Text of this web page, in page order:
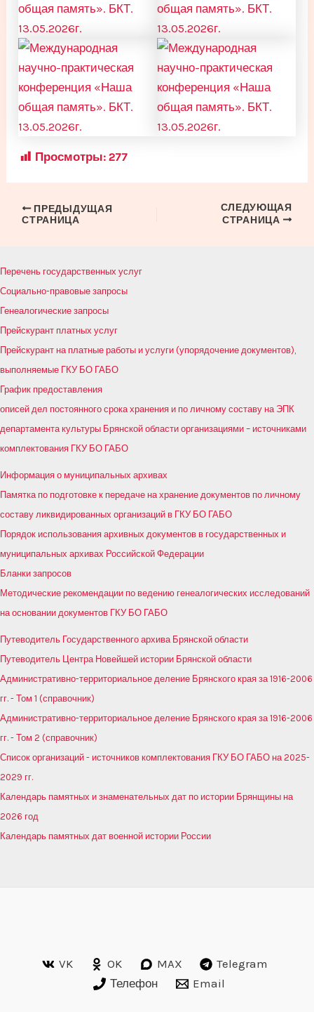
Просмотры: 277
Навигация
ПРЕДЫДУЩАЯ
СТРАНИЦА
СЛЕДУЮЩАЯ
СТРАНИЦА
Перечень государственных услуг
Социально-правовые запросы
Генеалогические запросы
Прейскурант платных услуг
Прейскурант на платные работы и услуги (упорядочение документов),
выполняемые ГКУ БО ГАБО
График предоставления
описей дел постоянного срока хранения и по личному составу на ЭПК
департамента культуры Брянской области организациями – источниками
комплектования ГКУ БО ГАБО
Информация о муниципальных архивах
Памятка по подготовке к передаче на хранение документов по личному
составу ликвидированных организаций в ГКУ БО ГАБО
Порядок использования архивных документов в государственных и
муниципальных архивах Российской Федерации
Бланки запросов
Методические рекомендации по ведению генеалогических исследований
на основании документов ГКУ БО ГАБО
Путеводитель Государственного архива Брянской области
Путеводитель Центра Новейшей истории Брянской области
Административно-территориальное деление Брянского края за 1916-2006
гг. - Том 1 (справочник)
Административно-территориальное деление Брянского края за 1916-2006
гг. - Том 2 (справочник)
Список организаций - источников комплектования ГКУ БО ГАБО на 2025-
2029 гг.
Календарь памятных и знаменательных дат по истории Брянщины на
2026 год
Календарь памятных дат военной истории России
VK OK MAX
Telegram
Телефон
Email